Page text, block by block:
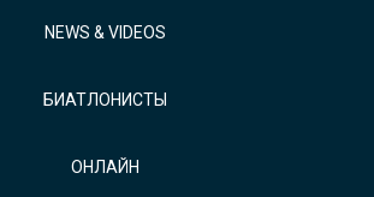
NEWS & VIDEOS
БИАТЛОНИСТЫ
ОНЛАЙН